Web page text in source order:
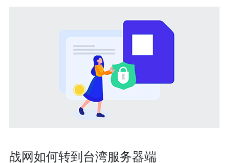
战网如何转到台湾服务器端